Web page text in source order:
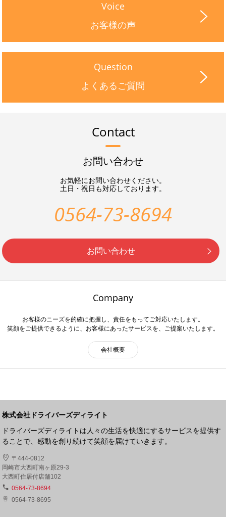
Voice
お客様の声
Question
よくあるご質問
Contact
お問い合わせ
お気軽にお問い合わせください。
土日・祝日も対応しております。
0564-73-8694
お問い合わせ
Company
お客様のニーズを的確に把握し、責任をもってご対応いたします。
笑顔をご提供できるように、お客様にあったサービスを、ご提案いたします。
会社概要
株式会社ドライバーズディライト
ドライバーズディライトは人々の生活を快適にするサービスを提供す
ることで、感動を創り続けて笑顔を届けていきます。
〒444-0812
岡崎市大西町南ヶ原29-3
大西町住居付店舗102
0564-73-8694
0564-73-8695